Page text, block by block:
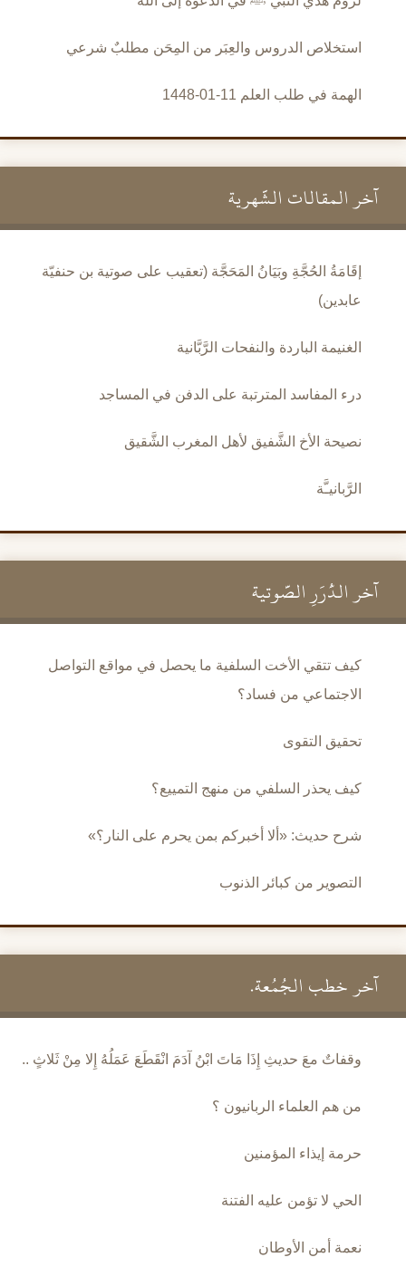
استخلاص الدروس والعِبَر من المِحَن مطلبٌ شرعي
الهمة في طلب العلم 11-01-1448
آخر المقالات الشَّهرية
إقَامَةُ الحُجَّةِ وبَيَانُ المَحَجَّة (تعقيب على صوتية بن حنفيّة
عابدين)
الغنيمة الباردة والنفحات الرَّبَّانية
درء المفاسد المترتبة على الدفن في المساجد
نصيحة الأخ الشَّفيق لأهل المغرب الشَّقيق
الرَّبانيـَّة
آخر الدُّرَرِ الصَّوتية
كيف تتقي الأخت السلفية ما يحصل في مواقع التواصل
الاجتماعي من فساد؟
تحقيق التقوى
كيف يحذر السلفي من منهج التمييع؟
شرح حديث: «ألا أخبركم بمن يحرم على النار؟»
التصوير من كبائر الذنوب
آخر خطب الجُمُعة.
وقفاتٌ معَ حديثِ إِذَا مَاتَ ابْنُ آدَمَ انْقَطَعَ عَمَلُهُ إِلا مِنْ ثَلاثٍ ..
من هم العلماء الربانيون ؟
حرمة إيذاء المؤمنين
الحي لا تؤمن عليه الفتنة
نعمة أمن الأوطان